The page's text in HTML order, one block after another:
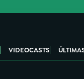
VIDEOCASTS